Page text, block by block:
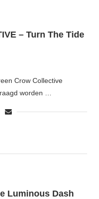
– Turn The Tide
Crow Collective
worden …
Luminous Dash